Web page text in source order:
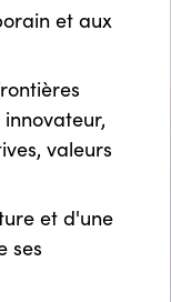
et aux
valeurs
et d'une
ses